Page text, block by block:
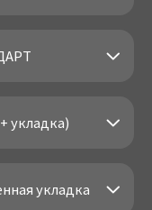
укладка)
укладка